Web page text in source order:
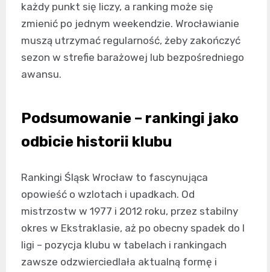
każdy punkt się liczy, a ranking może się
zmienić po jednym weekendzie. Wrocławianie
muszą utrzymać regularność, żeby zakończyć
sezon w strefie barażowej lub bezpośredniego
awansu.
Podsumowanie – rankingi jako
odbicie historii klubu
Rankingi Śląsk Wrocław to fascynująca
opowieść o wzlotach i upadkach. Od
mistrzostw w 1977 i 2012 roku, przez stabilny
okres w Ekstraklasie, aż po obecny spadek do I
ligi – pozycja klubu w tabelach i rankingach
zawsze odzwierciedlała aktualną formę i